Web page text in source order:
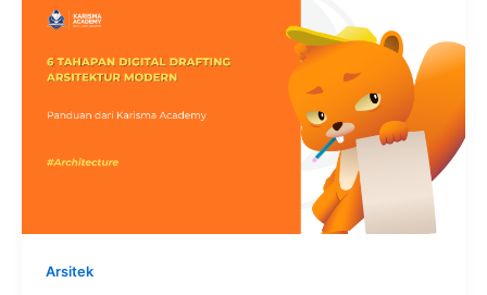
Arsitek